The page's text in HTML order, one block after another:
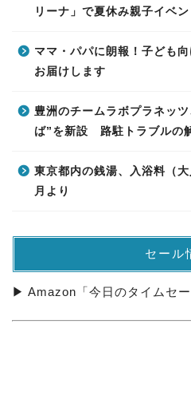
リーナ」で夏休み親子イベ
ママ・パパに朗報！子ども
お届けします
豊洲のチームラボプラネッ
ば”を新設 路駐トラブルの
東京都内の銭湯、入浴料（
月より
セール
▶ Amazon「今日のタイムセー